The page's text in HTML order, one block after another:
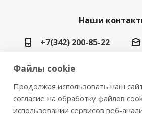
Наши
+7(342) 200-85-22
г. Пермь, ул.
Файлы cookie
Продолжая использовать наш
согласие на обработку файлов
использовании сервисов веб-